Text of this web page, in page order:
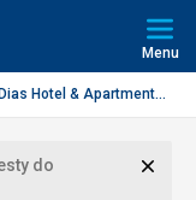
Menu
Dias Hotel & Apartment...
do